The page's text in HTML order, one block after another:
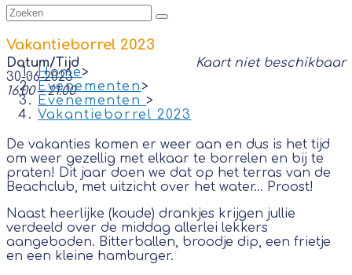
Vakantieborrel 2023
Home>
Evenementen>
Evenementen>
Vakantieborrel 2023
Kaart niet beschikbaar
Datum/Tijd
30-06-2023
16:00 - 21:00
De vakanties komen er weer aan en dus is het tijd
om weer gezellig met elkaar te borrelen en bij te
praten! Dit jaar doen we dat op het terras van de
Beachclub, met uitzicht over het water… Proost!
Naast heerlijke (koude) drankjes krijgen jullie
verdeeld over de middag allerlei lekkers
aangeboden. Bitterballen, broodje dip, een frietje
en een kleine hamburger.